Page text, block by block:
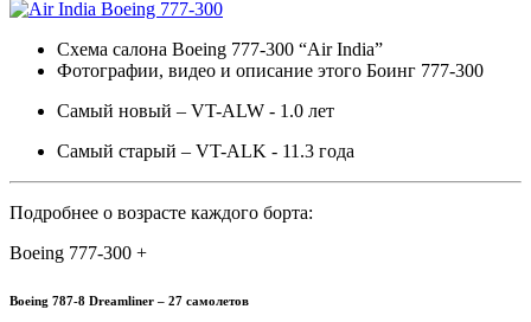
Схема салона Boeing 777-300 “Air India”
Фотографии, видео и описание этого Боинг 777-300
Самый новый – VT-ALW - 1.0 лет
Самый старый – VT-ALK - 11.3 года
Подробнее о возрасте каждого борта:
Boeing 777-300 +
Boeing 787-8 Dreamliner – 27 самолетов